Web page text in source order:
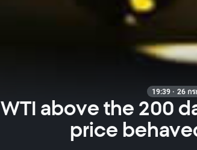
19:39 · 26 ก
WTI above the 200
price